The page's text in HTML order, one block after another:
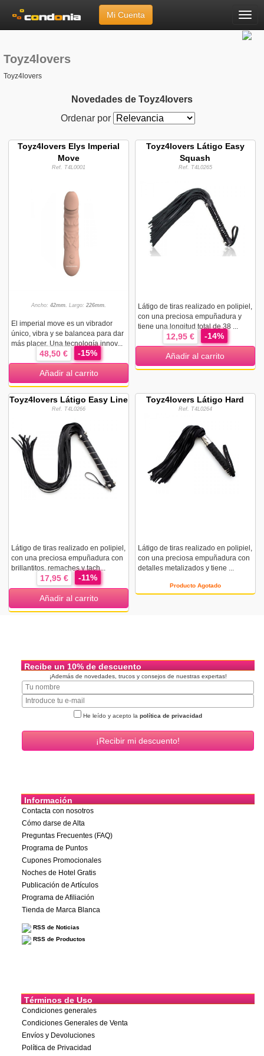
Menú
Mi Cuenta
Toyz4lovers
Toyz4lovers
Toyz4lovers
Novedades de Toyz4lovers
Ordenar por
Toyz4lovers Elys Imperial
Move
Ref. T4L0001
Ancho:42mm. Largo:226mm.
El imperial move es un vibrador
único, vibra y se balancea para dar
más placer. Una tecnología innov...
48,50 € -15%
Añadir al carrito
Toyz4lovers Látigo Easy
Squash
Ref. T4L0265
Látigo de tiras realizado en polipiel,
con una preciosa empuñadura y
tiene una longitud total de 38 ...
12,95 € -14%
Añadir al carrito
Toyz4lovers Látigo Easy Line
Ref. T4L0266
Látigo de tiras realizado en polipiel,
con una preciosa empuñadura con
brillantitos, remaches y tach...
17,95 € -11%
Añadir al carrito
Toyz4lovers Látigo Hard
Ref. T4L0264
Látigo de tiras realizado en polipiel,
con una preciosa empuñadura con
detalles metalizados y tiene ...
Producto Agotado
Recibe un 10% de descuento
¡Además de novedades, trucos y consejos de nuestras expertas!
He leído y acepto la política de privacidad
Información
Contacta con nosotros
Cómo darse de Alta
Preguntas Frecuentes (FAQ)
Programa de Puntos
Cupones Promocionales
Noches de Hotel Gratis
Publicación de Artículos
Programa de Afiliación
Tienda de Marca Blanca
RSS de Noticias
RSS de Productos
Términos de Uso
Condiciones generales
Condiciones Generales de Venta
Envíos y Devoluciones
Política de Privacidad